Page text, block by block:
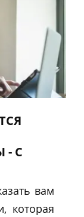
- С
вам
которая